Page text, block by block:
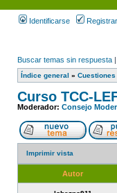
Identificarse
Buscar temas sin respuesta |
Índice general »
Curso TCC-
Moderador: Consejo
Imprimir vista
Autor